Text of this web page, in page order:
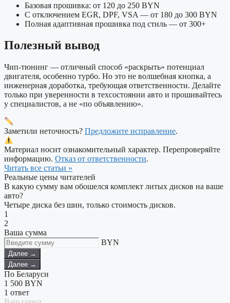
Базовая прошивка: от 120 до 250 BYN
С отключением EGR, DPF, VSA — от 180 до 300 BYN
Полная адаптивная прошивка под стиль — от 300+
Полезный вывод
Чип-тюнинг — отличный способ «раскрыть» потенциал
двигателя, особенно турбо. Но это не волшебная кнопка, а
инженерная доработка, требующая ответственности. Делайте
только при уверенности в техсостоянии авто и прошивайтесь
у специалистов, а не «по объявлению».
Заметили неточность? Предложите исправление.
Материал носит ознакомительный характер. Перепроверяйте
информацию. Отказ от ответственности.
Читать все статьи »
Реальные цены читателей
В какую сумму вам обошелся комплект литых дисков на ваше
авто?
Четыре диска без шин, только стоимость дисков.
1
2
Ваша сумма
BYN
Далее →
Далее →
По Беларуси
1 500 BYN
1 ответ